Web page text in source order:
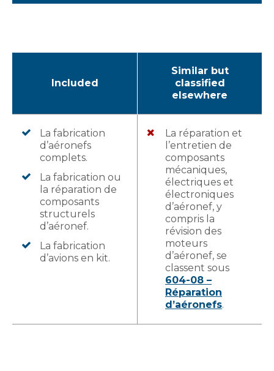
Included
Similar but
classified
elsewhere
La fabrication
d’aéronefs
complets.
La fabrication ou
la réparation de
composants
structurels
d’aéronef.
La fabrication
d’avions en kit.
La réparation et
l’entretien de
composants
mécaniques,
électriques et
électroniques
d’aéronef, y
compris la
révision des
moteurs
d’aéronef, se
classent sous
604-08 –
Réparation
d’aéronefs.